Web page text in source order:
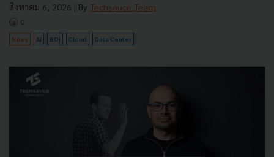
สิงหาคม 6, 2026 | By Techsauce Team
0
News AI BOI Cloud Data Center